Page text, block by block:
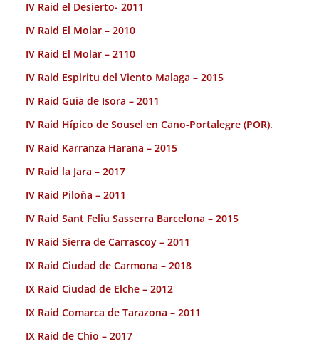
IV Raid el Desierto- 2011
IV Raid El Molar – 2010
IV Raid El Molar – 2110
IV Raid Espiritu del Viento Malaga – 2015
IV Raid Guia de Isora – 2011
IV Raid Hípico de Sousel en Cano-Portalegre (POR).
IV Raid Karranza Harana – 2015
IV Raid la Jara – 2017
IV Raid Piloña – 2011
IV Raid Sant Feliu Sasserra Barcelona – 2015
IV Raid Sierra de Carrascoy – 2011
IX Raid Ciudad de Carmona – 2018
IX Raid Ciudad de Elche – 2012
IX Raid Comarca de Tarazona – 2011
IX Raid de Chio – 2017